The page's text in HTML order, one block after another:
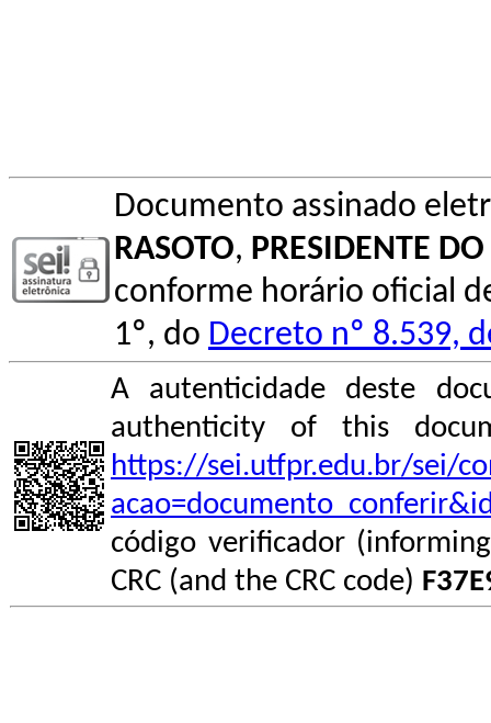
Documento assinado
RASOTO, PRESIDENTE
conforme horário oficial
1º, do Decreto nº 8.539,
A autenticidade deste
authenticity of this
https://sei.utfpr.edu.br/sei/
código verificador
CRC (and the CRC code)